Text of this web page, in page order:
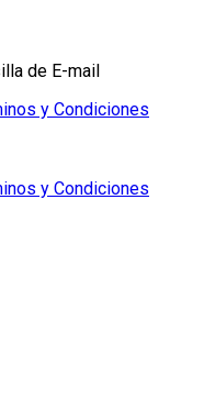
de E-mail
y Condiciones
y Condiciones